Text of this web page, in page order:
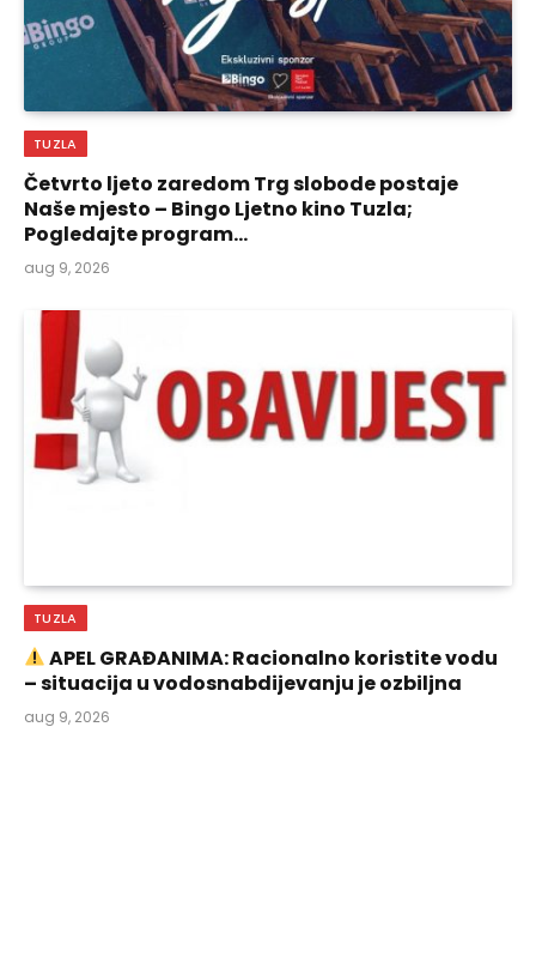
TUZLA
Četvrto ljeto zaredom Trg slobode postaje
Naše mjesto – Bingo Ljetno kino Tuzla;
Pogledajte program…
aug 9, 2026
TUZLA
APEL GRAĐANIMA: Racionalno koristite vodu
– situacija u vodosnabdijevanju je ozbiljna
aug 9, 2026